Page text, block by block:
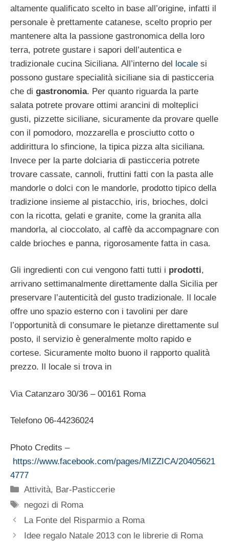
altamente qualificato scelto in base all’origine, infatti il
personale è prettamente catanese, scelto proprio per
mantenere alta la passione gastronomica della loro
terra, potrete gustare i sapori dell’autentica e
tradizionale cucina Siciliana. All’interno del locale si
possono gustare specialità siciliane sia di pasticceria
che di gastronomia. Per quanto riguarda la parte
salata potrete provare ottimi arancini di molteplici
gusti, pizzette siciliane, sicuramente da provare quelle
con il pomodoro, mozzarella e prosciutto cotto o
addirittura lo sfincione, la tipica pizza alta siciliana.
Invece per la parte dolciaria di pasticceria potrete
trovare cassate, cannoli, fruttini fatti con la pasta alle
mandorle o dolci con le mandorle, prodotto tipico della
tradizione insieme al pistacchio, iris, brioches, dolci
con la ricotta, gelati e granite, come la granita alla
mandorla, al cioccolato, al caffè da accompagnare con
calde brioches e panna, rigorosamente fatta in casa.
Gli ingredienti con cui vengono fatti tutti i prodotti,
arrivano settimanalmente direttamente dalla Sicilia per
preservare l’autenticità del gusto tradizionale. Il locale
offre uno spazio esterno con i tavolini per dare
l’opportunità di consumare le pietanze direttamente sul
posto, il servizio è generalmente molto rapido e
cortese. Sicuramente molto buono il rapporto qualità
prezzo. Il locale si trova in
Via Catanzaro 30/36 – 00161 Roma
Telefono 06-44236024
Photo Credits –
https://www.facebook.com/pages/MIZZICA/20405621
4777
Categorie
Attività, Bar-Pasticcerie
Tag
negozi di Roma
La Fonte del Risparmio a Roma
Idee regalo Natale 2013 con le librerie di Roma